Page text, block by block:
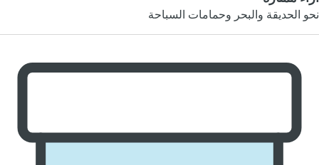
نحو الحديقة والبحر وحمامات السباحة